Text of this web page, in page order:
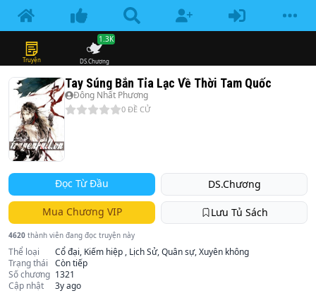
Truyện DS.Chương
1.3K
Tay Súng Bắn Tỉa Lạc Về Thời Tam Quốc
Đông Nhất Phương
0 ĐỀ CỬ
Đọc Từ Đầu DS.Chương
Mua Chương VIP Lưu Tủ Sách
4620 thành viên đang đọc truyện này
Thể loại
Cổ đại, Kiếm hiệp , Lịch Sử, Quân sự, Xuyên không
Trạng thái
Còn tiếp
Số chương 1321
Cập nhật
3y ago